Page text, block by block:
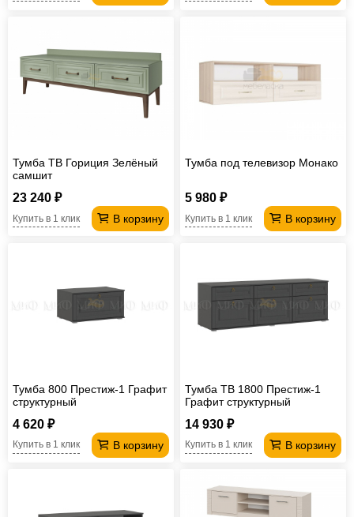
Тумба ТВ Гориция Зелёный
самшит
23 240 ₽
В корзину
Купить в 1 клик
Тумба под телевизор Монако
5 980 ₽
В корзину
Купить в 1 клик
Тумба 800 Престиж-1 Графит
структурный
4 620 ₽
В корзину
Купить в 1 клик
Тумба ТВ 1800 Престиж-1
Графит структурный
14 930 ₽
В корзину
Купить в 1 клик